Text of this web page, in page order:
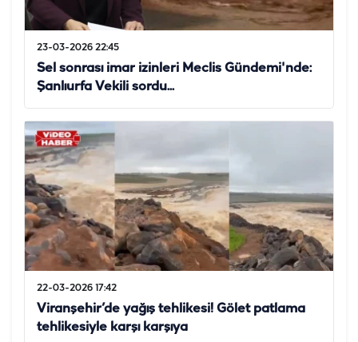
23-03-2026 22:45
Sel sonrası imar izinleri Meclis Gündemi'nde:
Şanlıurfa Vekili sordu...
22-03-2026 17:42
Viranşehir’de yağış tehlikesi! Gölet patlama
tehlikesiyle karşı karşıya